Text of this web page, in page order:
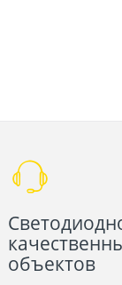
объектов